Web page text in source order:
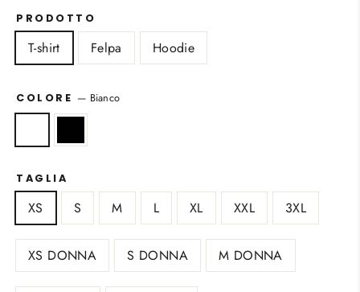
PRODOTTO
T-shirt Felpa Hoodie
COLORE — Bianco
TAGLIA
XS S M L XL XXL 3XL
XS DONNA S DONNA M DONNA